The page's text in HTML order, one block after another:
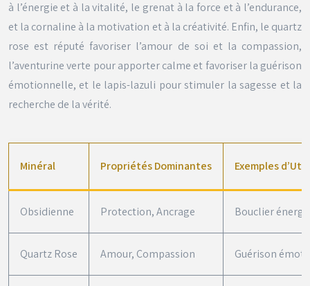
à l’énergie et à la vitalité, le grenat à la force et à l’endurance,
et la cornaline à la motivation et à la créativité. Enfin, le quartz
rose est réputé favoriser l’amour de soi et la compassion,
l’aventurine verte pour apporter calme et favoriser la guérison
émotionnelle, et le lapis-lazuli pour stimuler la sagesse et la
recherche de la vérité.
Minéral Propriétés Dominantes Exemples
Obsidienne Protection, Ancrage Bouclier
Quartz Rose Amour, Compassion Guérison